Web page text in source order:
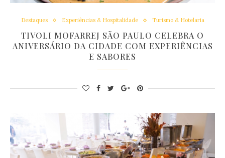
Destaques Experiências & Hospitalidade Turismo & Hotelaria
TIVOLI MOFARREJ SÃO PAULO CELEBRA O
ANIVERSÁRIO DA CIDADE COM EXPERIÊNCIAS
E SABORES